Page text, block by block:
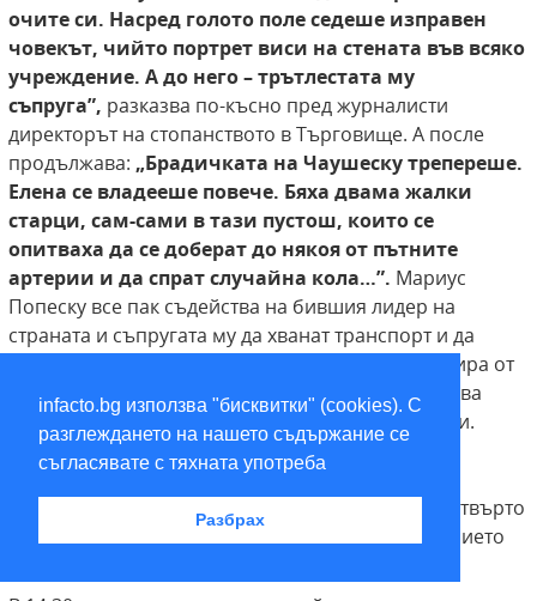
infacto.bg използва "бисквитки" (cookies). С
разглеждането на нашето съдържание се
съгласявате с тяхната употреба
Разбрах
очите си. Насред голото поле седеше изправен
човекът, чийто портрет виси на стената във всяко
учреждение. А до него –трътлестата му
съпруга”, разказва по-късно пред журналисти
директорът на стопанството в Търговище. А после
продължава: „Брадичката на Чаушеску трепереше.
Елена се владееше повече. Бяха двама жалки
старци, сам-сами в тази пустош, които се
опитваха да се доберат до някоя от пътните
артерии и да спрат случайна кола…”. Мариус
Попеску все пак съдейства на бившия лидер на
страната и съпругата му да хванат транспорт и да
стигнат до града. Но веднага след това телефонира от
канцеларията си до кметството, където уведомява
администрацията да очаква неподозирани гости.
Нещо повече, Попеску се свързва и с единия от
екипите на националната телевизия. Ефирът е
прекъснат за извънредна емисия новини. От четвърто
телевизионно студио е обявено местонахождението